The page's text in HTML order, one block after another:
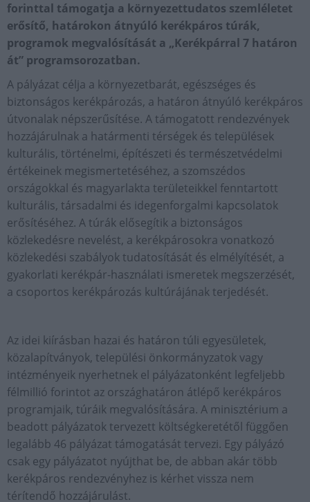
forinttal támogatja a környezettudatos szemléletet
erősítő, határokon átnyúló kerékpáros túrák,
programok megvalósítását a „Kerékpárral 7 határon
át” programsorozatban.
A pályázat célja a környezetbarát, egészséges és
biztonságos kerékpározás, a határon átnyúló kerékpáros
útvonalak népszerűsítése. A támogatott rendezvények
hozzájárulnak a határmenti térségek és települések
kulturális, történelmi, építészeti és természetvédelmi
értékeinek megismertetéséhez, a szomszédos
országokkal és magyarlakta területeikkel fenntartott
kulturális, társadalmi és idegenforgalmi kapcsolatok
erősítéséhez. A túrák elősegítik a biztonságos
közlekedésre nevelést, a kerékpárosokra vonatkozó
közlekedési szabályok tudatosítását és elmélyítését, a
gyakorlati kerékpár-használati ismeretek megszerzését,
a csoportos kerékpározás kultúrájának terjedését.
Az idei kiírásban hazai és határon túli egyesületek,
közalapítványok, települési önkormányzatok vagy
intézményeik nyerhetnek el pályázatonként legfeljebb
félmillió forintot az országhatáron átlépő kerékpáros
programjaik, túráik megvalósítására. A minisztérium a
beadott pályázatok tervezett költségkeretétől függően
legalább 46 pályázat támogatását tervezi. Egy pályázó
csak egy pályázatot nyújthat be, de abban akár több
kerékpáros rendezvényhez is kérhet vissza nem
térítendő hozzájárulást.